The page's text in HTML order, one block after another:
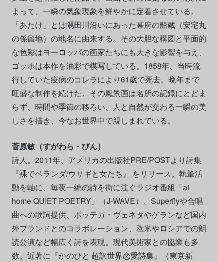
よって、一瞬の気象現象を鮮やかに定着させている。
「あたけ」とは隅田川沿いにあった幕府の船蔵（安宅丸
の係留地）の地名に由来する。その大胆な構図と平面的
な色彩はヨーロッパの画家たちにも大きな影響を与え、
ゴッホは本作を油彩で模写している。1858年、当時流
行していた疫病のコレラにより61歳で死去。晩年まで
旺盛な制作を続けた。その風景画は名所の記録にとどま
らず、時間や季節の移ろい、人と自然が交わる一瞬の美
しさを描き、今なお世界中で親しまれている。
菅原敏（すがわら・びん）
詩人。2011年、アメリカの出版社PRE/POSTより詩集
『裸でベランダ/ウサギと女たち』 をリリース。執筆活
動を軸に、毎夜一編の詩を街に注ぐラジオ番組「at
home QUIET POETRY」（J-WAVE）、Superflyや合唱
曲への歌詞提供、ボッテガ・ヴェネタやゲランなど国内
外ブランドとのコラボレーション、欧米やロシアでの朗
読公演など幅広く詩を表現。現代美術家との協業も多
数。近著に『かのひと 超訳世界恋愛詩集』（東京新